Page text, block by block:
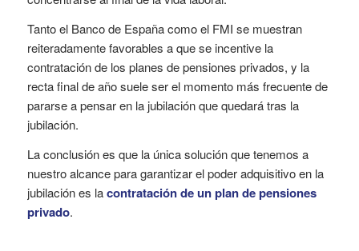
Tanto el Banco de España como el FMI se muestran
reiteradamente favorables a que se incentive la
contratación de los planes de pensiones privados, y la
recta final de año suele ser el momento más frecuente de
pararse a pensar en la jubilación que quedará tras la
jubilación.
La conclusión es que la única solución que tenemos a
nuestro alcance para garantizar el poder adquisitivo en la
jubilación es lacontratación de un plan de pensiones
privado.